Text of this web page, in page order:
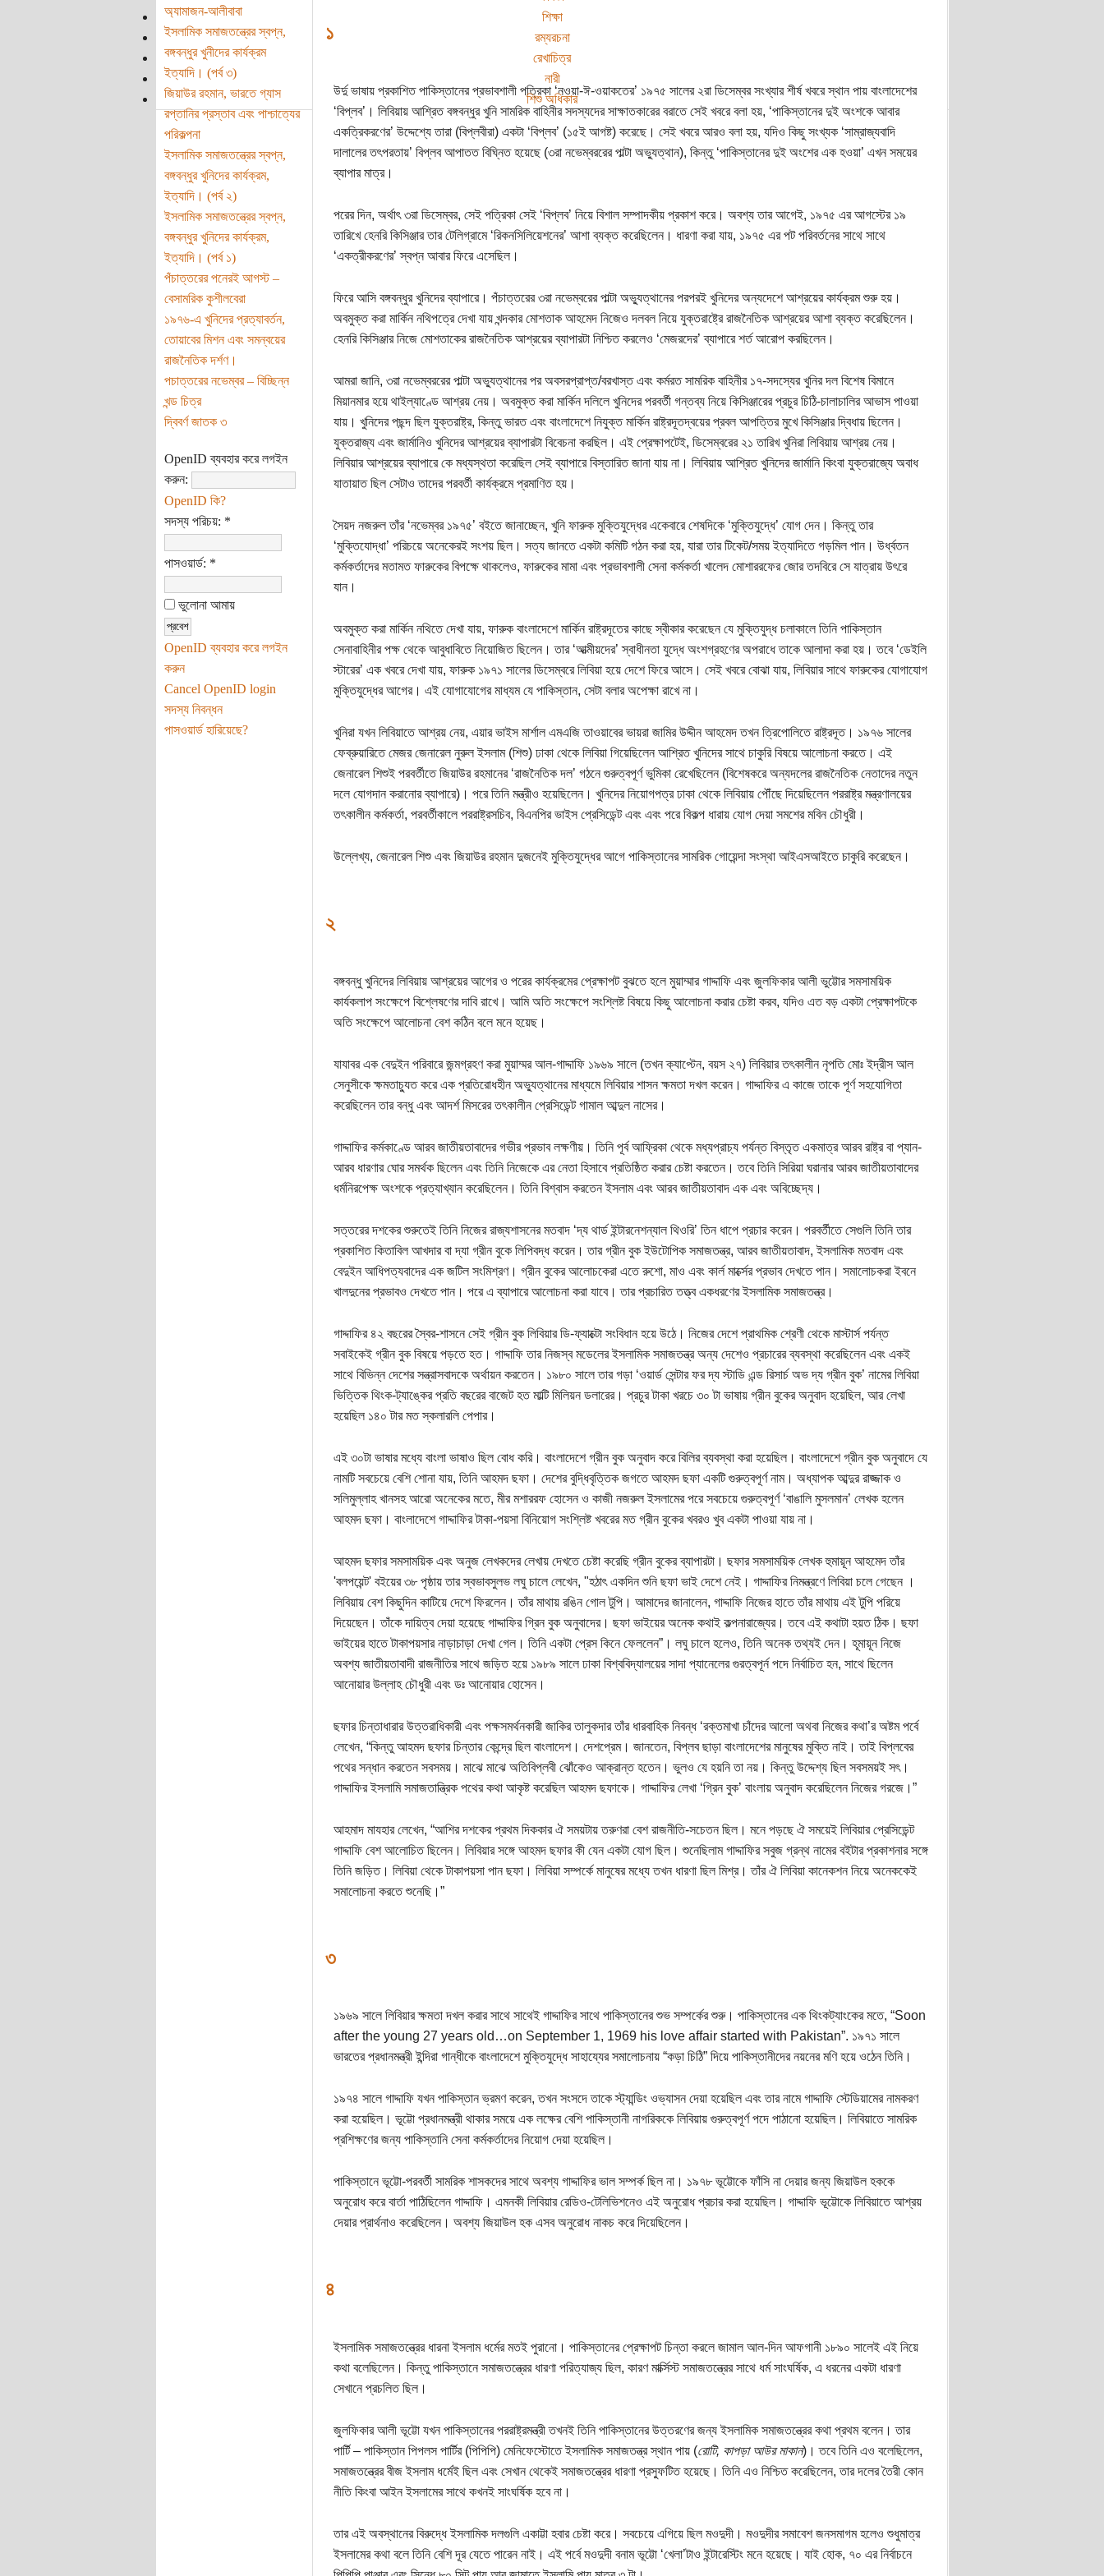
শিক্ষা
রম্যরচনা
রেখাচিত্র
নারী
শিশু অধিকার
অ্যামাজন-আলীবাবা
ইসলামিক সমাজতন্ত্রের স্বপ্ন,
বঙ্গবন্ধুর খুনীদের কার্যক্রম
ইত্যাদি। (পর্ব ৩)
জিয়াউর রহমান, ভারতে গ্যাস
রপ্তানির প্রস্তাব এবং পাশ্চাত্যের
পরিকল্পনা
ইসলামিক সমাজতন্ত্রের স্বপ্ন,
বঙ্গবন্ধুর খুনিদের কার্যক্রম,
ইত্যাদি। (পর্ব ২)
ইসলামিক সমাজতন্ত্রের স্বপ্ন,
বঙ্গবন্ধুর খুনিদের কার্যক্রম,
ইত্যাদি। (পর্ব ১)
পঁচাত্তরের পনেরই আগস্ট –
বেসামরিক কুশীলবেরা
১৯৭৬-এ খুনিদের প্রত্যাবর্তন,
তোয়াবের মিশন এবং সমন্বয়ের
রাজনৈতিক দর্শণ।
পচাত্তরের নভেম্বর – বিচ্ছিন্ন
খন্ড চিত্র
দ্বিবর্ণ জাতক ৩
OpenID ব্যবহার করে লগইন
করুন:
OpenID কি?
সদস্য পরিচয়: *
পাসওয়ার্ড: *
ভুলোনা আমায়
OpenID ব্যবহার করে লগইন
করুন
Cancel OpenID login
সদস্য নিবন্ধন
পাসওয়ার্ড হারিয়েছে?
১
উর্দু ভাষায় প্রকাশিত পাকিস্তানের প্রভাবশালী পত্রিকা ‘নওয়া-ঈ-ওয়াকতের’ ১৯৭৫ সালের ২রা ডিসেম্বর সংখ্যার শীর্ষ খবরে স্থান পায় বাংলাদেশের
‘বিপ্লব’। লিবিয়ায় আশ্রিত বঙ্গবন্ধুর খুনি সামরিক বাহিনীর সদস্যদের সাক্ষাতকারের বরাতে সেই খবরে বলা হয়, ‘পাকিস্তানের দুই অংশকে আবার
একত্রিকরণের’ উদ্দেশ্যে তারা (বিপ্লবীরা) একটা ‘বিপ্লব’ (১৫ই আগষ্ট) করেছে। সেই খবরে আরও বলা হয়, যদিও কিছু সংখ্যক ‘সাম্রাজ্যবাদি
দালালের তৎপরতায়’ বিপ্লব আপাতত বিঘ্নিত হয়েছে (৩রা নভেম্বররের পাল্টা অভ্যুত্থান), কিন্তু ‘পাকিস্তানের দুই অংশের এক হওয়া’ এখন সময়ের
ব্যাপার মাত্র।
পরের দিন, অর্থাৎ ৩রা ডিসেম্বর, সেই পত্রিকা সেই ‘বিপ্লব’ নিয়ে বিশাল সম্পাদকীয় প্রকাশ করে। অবশ্য তার আগেই, ১৯৭৫ এর আগস্টের ১৯
তারিখে হেনরি কিসিঞ্জার তার টেলিগ্রামে ‘রিকনসিলিয়েশনের’ আশা ব্যক্ত করেছিলেন। ধারণা করা যায়, ১৯৭৫ এর পট পরিবর্তনের সাথে সাথে
‘একত্রীকরণের’ স্বপ্ন আবার ফিরে এসেছিল।
ফিরে আসি বঙ্গবন্ধুর খুনিদের ব্যাপারে। পঁচাত্তরের ৩রা নভেম্বরের পাল্টা অভ্যুত্থানের পরপরই খুনিদের অন্যদেশে আশ্রয়ের কার্যক্রম শুরু হয়।
অবমুক্ত করা মার্কিন নথিপত্রে দেখা যায় খন্দকার মোশতাক আহমেদ নিজেও দলবল নিয়ে যুক্তরাষ্ট্রে রাজনৈতিক আশ্রয়ের আশা ব্যক্ত করেছিলেন।
হেনরি কিসিঞ্জার নিজে মোশতাকের রাজনৈতিক আশ্রয়ের ব্যাপারটা নিশ্চিত করলেও ‘মেজরদের’ ব্যাপারে শর্ত আরোপ করছিলেন।
আমরা জানি, ৩রা নভেম্বররের পাল্টা অভ্যুত্থানের পর অবসরপ্রাপ্ত/বরখাস্ত এবং কর্মরত সামরিক বাহিনীর ১৭-সদস্যের খুনির দল বিশেষ বিমানে
মিয়ানমার হয়ে থাইল্যাণ্ডে আশ্রয় নেয়। অবমুক্ত করা মার্কিন দলিলে খুনিদের পরবর্তী গন্তব্য নিয়ে কিসিঞ্জারের প্রচুর চিঠি-চালাচালির আভাস পাওয়া
যায়। খুনিদের পছন্দ ছিল যুক্তরাষ্ট্র, কিন্তু ভারত এবং বাংলাদেশে নিযুক্ত মার্কিন রাষ্ট্রদূতদ্বয়ের প্রবল আপত্তির মুখে কিসিঞ্জার দ্বিধায় ছিলেন।
যুক্তরাজ্য এবং জার্মানিও খুনিদের আশ্রয়ের ব্যাপারটা বিবেচনা করছিল। এই প্রেক্ষাপটেই, ডিসেম্বরের ২১ তারিখ খুনিরা লিবিয়ায় আশ্রয় নেয়।
লিবিয়ার আশ্রয়ের ব্যাপারে কে মধ্যস্থতা করেছিল সেই ব্যাপারে বিস্তারিত জানা যায় না। লিবিয়ায় আশ্রিত খুনিদের জার্মানি কিংবা যুক্তরাজ্যে অবাধ
যাতায়াত ছিল সেটাও তাদের পরবর্তী কার্যক্রমে প্রমাণিত হয়।
সৈয়দ নজরুল তাঁর ‘নভেম্বর ১৯৭৫’ বইতে জানাচ্ছেন, খুনি ফারুক মুক্তিযুদ্ধের একেবারে শেষদিকে ‘মুক্তিযুদ্ধে’ যোগ দেন। কিন্তু তার
‘মুক্তিযোদ্ধা’ পরিচয়ে অনেকেরই সংশয় ছিল। সত্য জানতে একটা কমিটি গঠন করা হয়, যারা তার টিকেট/সময় ইত্যাদিতে গড়মিল পান। উর্ধ্বতন
কর্মকর্তাদের মতামত ফারুকের বিপক্ষে থাকলেও, ফারুকের মামা এবং প্রভাবশালী সেনা কর্মকর্তা খালেদ মোশাররফের জোর তদবিরে সে যাত্রায় উৎরে
যান।
অবমুক্ত করা মার্কিন নথিতে দেখা যায়, ফারুক বাংলাদেশে মার্কিন রাষ্ট্রদূতের কাছে স্বীকার করেছেন যে মুক্তিযুদ্ধ চলাকালে তিনি পাকিস্তান
সেনাবাহিনীর পক্ষ থেকে আবুধাবিতে নিয়োজিত ছিলেন। তার ‘আত্মীয়দের’ স্বাধীনতা যুদ্ধে অংশগ্রহণের অপরাধে তাকে আলাদা করা হয়। তবে ‘ডেইলি
স্টারের’ এক খবরে দেখা যায়, ফারুক ১৯৭১ সালের ডিসেম্বরে লিবিয়া হয়ে দেশে ফিরে আসে। সেই খবরে বোঝা যায়, লিবিয়ার সাথে ফারুকের যোগাযোগ
মুক্তিযুদ্ধের আগের। এই যোগাযোগের মাধ্যম যে পাকিস্তান, সেটা বলার অপেক্ষা রাখে না।
খুনিরা যখন লিবিয়াতে আশ্রয় নেয়, এয়ার ভাইস মার্শাল এমএজি তাওয়াবের ভায়রা জামির উদ্দীন আহমেদ তখন ত্রিপোলিতে রাষ্ট্রদূত। ১৯৭৬ সালের
ফেব্রুয়ারিতে মেজর জেনারেল নুরুল ইসলাম (শিশু) ঢাকা থেকে লিবিয়া গিয়েছিলেন আশ্রিত খুনিদের সাথে চাকুরি বিষয়ে আলোচনা করতে। এই
জেনারেল শিশুই পরবর্তীতে জিয়াউর রহমানের ‘রাজনৈতিক দল’ গঠনে গুরুত্বপূর্ণ ভুমিকা রেখেছিলেন (বিশেষকরে অন্যদলের রাজনৈতিক নেতাদের নতুন
দলে যোগদান করানোর ব্যাপারে)। পরে তিনি মন্ত্রীও হয়েছিলেন। খুনিদের নিয়োগপত্র ঢাকা থেকে লিবিয়ায় পৌঁছে দিয়েছিলেন পররাষ্ট্র মন্ত্রণালয়ের
তৎকালীন কর্মকর্তা, পরবর্তীকালে পররাষ্ট্রসচিব, বিএনপির ভাইস প্রেসিডেন্ট এবং এবং পরে বিকল্প ধারায় যোগ দেয়া সমশের মবিন চৌধুরী।
উল্লেখ্য, জেনারেল শিশু এবং জিয়াউর রহমান দুজনেই মুক্তিযুদ্ধের আগে পাকিস্তানের সামরিক গোয়েন্দা সংস্থা আইএসআইতে চাকুরি করেছেন।
২
বঙ্গবন্ধু খুনিদের লিবিয়ায় আশ্রয়ের আগের ও পরের কার্যক্রমের প্রেক্ষাপট বুঝতে হলে মুয়াম্মার গাদ্দাফি এবং জুলফিকার আলী ভুট্টোর সমসাময়িক
কার্যকলাপ সংক্ষেপে বিশ্লেষণের দাবি রাখে। আমি অতি সংক্ষেপে সংশ্লিষ্ট বিষয়ে কিছু আলোচনা করার চেষ্টা করব, যদিও এত বড় একটা প্রেক্ষাপটকে
অতি সংক্ষেপে আলোচনা বেশ কঠিন বলে মনে হয়েছ।
যাযাবর এক বেদুইন পরিবারে জন্মগ্রহণ করা মুয়াম্মর আল-গাদ্দাফি ১৯৬৯ সালে (তখন ক্যাপ্টেন, বয়স ২৭) লিবিয়ার তৎকালীন নৃপতি মোঃ ইদ্রীস আল
সেনুসীকে ক্ষমতাচ্যুত করে এক প্রতিরোধহীন অভ্যুত্থানের মাধ্যমে লিবিয়ার শাসন ক্ষমতা দখল করেন। গাদ্দাফির এ কাজে তাকে পূর্ণ সহযোগিতা
করেছিলেন তার বন্ধু এবং আদর্শ মিসরের তৎকালীন প্রেসিডেন্ট গামাল আব্দুল নাসের।
গাদ্দাফির কর্মকাণ্ডে আরব জাতীয়তাবাদের গভীর প্রভাব লক্ষণীয়। তিনি পূর্ব আফ্রিকা থেকে মধ্যপ্রাচ্য পর্যন্ত বিস্তৃত একমাত্র আরব রাষ্ট্র বা প্যান-
আরব ধারণার ঘোর সমর্থক ছিলেন এবং তিনি নিজেকে এর নেতা হিসাবে প্রতিষ্ঠিত করার চেষ্টা করতেন। তবে তিনি সিরিয়া ঘরানার আরব জাতীয়তাবাদের
ধর্মনিরপেক্ষ অংশকে প্রত্যাখ্যান করেছিলেন। তিনি বিশ্বাস করতেন ইসলাম এবং আরব জাতীয়তাবাদ এক এবং অবিচ্ছেদ্য।
সত্তরের দশকের শুরুতেই তিনি নিজের রাজ্যশাসনের মতবাদ ‘দ্য থার্ড ইন্টারনেশন্যাল থিওরি’ তিন ধাপে প্রচার করেন। পরবর্তীতে সেগুলি তিনি তার
প্রকাশিত কিতাবিল আখদার বা দ্যা গ্রীন বুকে লিপিবদ্ধ করেন। তার গ্রীন বুক ইউটোপিক সমাজতন্ত্র, আরব জাতীয়তাবাদ, ইসলামিক মতবাদ এবং
বেদুইন আধিপত্যবাদের এক জটিল সংমিশ্রণ। গ্রীন বুকের আলোচকেরা এতে রুশো, মাও এবং কার্ল মার্ক্সের প্রভাব দেখতে পান। সমালোচকরা ইবনে
খালদুনের প্রভাবও দেখতে পান। পরে এ ব্যাপারে আলোচনা করা যাবে। তার প্রচারিত তত্ত্ব একধরণের ইসলামিক সমাজতন্ত্র।
গাদ্দাফির ৪২ বছরের স্বৈর-শাসনে সেই গ্রীন বুক লিবিয়ার ডি-ফ্যাক্টো সংবিধান হয়ে উঠে। নিজের দেশে প্রাথমিক শ্রেণী থেকে মাস্টার্স পর্যন্ত
সবাইকেই গ্রীন বুক বিষয়ে পড়তে হত। গাদ্দাফি তার নিজস্ব মডেলের ইসলামিক সমাজতন্ত্র অন্য দেশেও প্রচারের ব্যবস্থা করেছিলেন এবং একই
সাথে বিভিন্ন দেশের সন্ত্রাসবাদকে অর্থায়ন করতেন। ১৯৮০ সালে তার গড়া ‘ওয়ার্ড সেন্টার ফর দ্য স্টাডি এন্ড রিসার্চ অভ দ্য গ্রীন বুক’ নামের লিবিয়া
ভিত্তিক থিংক-ট্যাঙ্কের প্রতি বছরের বাজেট হত মাল্টি মিলিয়ন ডলারের। প্রচুর টাকা খরচে ৩০ টা ভাষায় গ্রীন বুকের অনুবাদ হয়েছিল, আর লেখা
হয়েছিল ১৪০ টার মত স্কলারলি পেপার।
এই ৩০টা ভাষার মধ্যে বাংলা ভাষাও ছিল বোধ করি। বাংলাদেশে গ্রীন বুক অনুবাদ করে বিলির ব্যবস্থা করা হয়েছিল। বাংলাদেশে গ্রীন বুক অনুবাদে যে
নামটি সবচেয়ে বেশি শোনা যায়, তিনি আহমদ ছফা। দেশের বুদ্ধিবৃত্তিক জগতে আহমদ ছফা একটি গুরুত্বপূর্ণ নাম। অধ্যাপক আব্দুর রাজ্জাক ও
সলিমুল্লাহ খানসহ আরো অনেকের মতে, মীর মশাররফ হোসেন ও কাজী নজরুল ইসলামের পরে সবচেয়ে গুরুত্বপূর্ণ ‘বাঙালি মুসলমান’ লেখক হলেন
আহমদ ছফা। বাংলাদেশে গাদ্দাফির টাকা-পয়সা বিনিয়োগ সংশ্লিষ্ট খবরের মত গ্রীন বুকের খবরও খুব একটা পাওয়া যায় না।
আহমদ ছফার সমসাময়িক এবং অনুজ লেখকদের লেখায় দেখতে চেষ্টা করেছি গ্রীন বুকের ব্যাপারটা। ছফার সমসাময়িক লেখক হুমায়ূন আহমেদ তাঁর
'বলপয়েন্ট' বইয়ের ৩৮ পৃষ্ঠায় তার স্বভাবসুলভ লঘু চালে লেখেন, "হঠাৎ একদিন শুনি ছফা ভাই দেশে নেই। গাদ্দাফির নিমন্ত্রণে লিবিয়া চলে গেছেন ।
লিবিয়ায় বেশ কিছুদিন কাটিয়ে দেশে ফিরলেন। তাঁর মাথায় রঙিন গোল টুপি। আমাদের জানালেন, গাদ্দাফি নিজের হাতে তাঁর মাথায় এই টুপি পরিয়ে
দিয়েছেন। তাঁকে দায়িত্ব দেয়া হয়েছে গাদ্দাফির গ্রিন বুক অনুবাদের। ছফা ভাইয়ের অনেক কথাই কল্পনারাজ্যের। তবে এই কথাটা হয়ত ঠিক। ছফা
ভাইয়ের হাতে টাকাপয়সার নাড়াচাড়া দেখা গেল। তিনি একটা প্রেস কিনে ফেললেন”। লঘু চালে হলেও, তিনি অনেক তথ্যই দেন। হূমায়ূন নিজে
অবশ্য জাতীয়তাবাদী রাজনীতির সাথে জড়িত হয়ে ১৯৮৯ সালে ঢাকা বিশ্ববিদ্যালয়ের সাদা প্যানেলের গুরত্বপূর্ন পদে নির্বাচিত হন, সাথে ছিলেন
আনোয়ার উল্লাহ চৌধুরী এবং ডঃ আনোয়ার হোসেন।
ছফার চিন্তাধারার উত্তরাধিকারী এবং পক্ষসমর্থনকারী জাকির তালুকদার তাঁর ধারবাহিক নিবন্ধ ‘রক্তমাখা চাঁদের আলো অথবা নিজের কথা’র অষ্টম পর্বে
লেখেন, “কিন্তু আহমদ ছফার চিন্তার কেন্দ্রে ছিল বাংলাদেশ। দেশপ্রেম। জানতেন, বিপ্লব ছাড়া বাংলাদেশের মানুষের মুক্তি নাই। তাই বিপ্লবের
পথের সন্ধান করতেন সবসময়। মাঝে মাঝে অতিবিপ্লবী ঝোঁকেও আক্রান্ত হতেন। ভুলও যে হয়নি তা নয়। কিন্তু উদ্দেশ্য ছিল সবসময়ই সৎ।
গাদ্দাফির ইসলামি সমাজতান্ত্রিক পথের কথা আকৃষ্ট করেছিল আহমদ ছফাকে। গাদ্দাফির লেখা ‘গ্রিন বুক’ বাংলায় অনুবাদ করেছিলেন নিজের গরজে।”
আহমাদ মাযহার লেখেন, “আশির দশকের প্রথম দিককার ঐ সময়টায় তরুণরা বেশ রাজনীতি-সচেতন ছিল। মনে পড়ছে ঐ সময়েই লিবিয়ার প্রেসিডেন্ট
গাদ্দাফি বেশ আলোচিত ছিলেন। লিবিয়ার সঙ্গে আহমদ ছফার কী যেন একটা যোগ ছিল। শুনেছিলাম গাদ্দাফির সবুজ গ্রন্থ নামের বইটার প্রকাশনার সঙ্গে
তিনি জড়িত। লিবিয়া থেকে টাকাপয়সা পান ছফা। লিবিয়া সম্পর্কে মানুষের মধ্যে তখন ধারণা ছিল মিশ্র। তাঁর ঐ লিবিয়া কানেকশন নিয়ে অনেককেই
সমালোচনা করতে শুনেছি।”
৩
১৯৬৯ সালে লিবিয়ার ক্ষমতা দখল করার সাথে সাথেই গাদ্দাফির সাথে পাকিস্তানের শুভ সম্পর্কের শুরু। পাকিস্তানের এক থিংকট্যাংকের মতে, “Soon
after the young 27 years old…on September 1, 1969 his love affair started with Pakistan”. ১৯৭১ সালে
ভারতের প্রধানমন্ত্রী ইন্দিরা গান্ধীকে বাংলাদেশে মুক্তিযুদ্ধে সাহায্যের সমালোচনায় “কড়া চিঠি” দিয়ে পাকিস্তানীদের নয়নের মণি হয়ে ওঠেন তিনি।
১৯৭৪ সালে গাদ্দাফি যখন পাকিস্তান ভ্রমণ করেন, তখন সংসদে তাকে স্ট্যান্ডিং ওভ্যাসন দেয়া হয়েছিল এবং তার নামে গাদ্দাফি স্টেডিয়ামের নামকরণ
করা হয়েছিল। ভূট্টো প্রধানমন্ত্রী থাকার সময়ে এক লক্ষের বেশি পাকিস্তানী নাগরিককে লিবিয়ায় গুরুত্বপূর্ণ পদে পাঠানো হয়েছিল। লিবিয়াতে সামরিক
প্রশিক্ষণের জন্য পাকিস্তানি সেনা কর্মকর্তাদের নিয়োগ দেয়া হয়েছিল।
পাকিস্তানে ভূট্টো-পরবর্তী সামরিক শাসকদের সাথে অবশ্য গাদ্দাফির ভাল সম্পর্ক ছিল না। ১৯৭৮ ভূট্টোকে ফাঁসি না দেয়ার জন্য জিয়াউল হককে
অনুরোধ করে বার্তা পাঠিছিলেন গাদ্দাফি। এমনকী লিবিয়ার রেডিও-টেলিভিশনেও এই অনুরোধ প্রচার করা হয়েছিল। গাদ্দাফি ভূট্টোকে লিবিয়াতে আশ্রয়
দেয়ার প্রার্থনাও করেছিলেন। অবশ্য জিয়াউল হক এসব অনুরোধ নাকচ করে দিয়েছিলেন।
৪
ইসলামিক সমাজতন্ত্রের ধারনা ইসলাম ধর্মের মতই পুরানো। পাকিস্তানের প্রেক্ষাপট চিন্তা করলে জামাল আল-দিন আফগানী ১৮৯০ সালেই এই নিয়ে
কথা বলেছিলেন। কিন্তু পাকিস্তানে সমাজতন্ত্রের ধারণা পরিত্যাজ্য ছিল, কারণ মার্ক্সিস্ট সমাজতন্ত্রের সাথে ধর্ম সাংঘর্ষিক, এ ধরনের একটা ধারণা
সেখানে প্রচলিত ছিল।
জুলফিকার আলী ভূট্টো যখন পাকিস্তানের পররাষ্ট্রমন্ত্রী তখনই তিনি পাকিস্তানের উত্তরণের জন্য ইসলামিক সমাজতন্ত্রের কথা প্রথম বলেন। তার
পার্টি – পাকিস্তান পিপলস পার্টির (পিপিপি) মেনিফেস্টোতে ইসলামিক সমাজতন্ত্র স্থান পায় (রোটি, কাপড়া আউর মাকান)। তবে তিনি এও বলেছিলেন,
সমাজতন্ত্রের বীজ ইসলাম ধর্মেই ছিল এবং সেখান থেকেই সমাজতন্ত্রের ধারণা প্রস্ফুটিত হয়েছে। তিনি এও নিশ্চিত করেছিলেন, তার দলের তৈরী কোন
নীতি কিংবা আইন ইসলামের সাথে কখনই সাংঘর্ষিক হবে না।
তার এই অবস্থানের বিরুদ্ধে ইসলামিক দলগুলি একাট্টা হবার চেষ্টা করে। সবচেয়ে এগিয়ে ছিল মওদুদী। মওদুদীর সমাবেশ জনসমাগম হলেও শুধুমাত্র
ইসলামের কথা বলে তিনি বেশি দূর যেতে পারেন নাই। এই পর্বে মওদুদী বনাম ভূট্টো ‘খেলা’টাও ইন্টারেস্টিং মনে হয়েছে। যাই হোক, ৭০ এর নির্বাচনে